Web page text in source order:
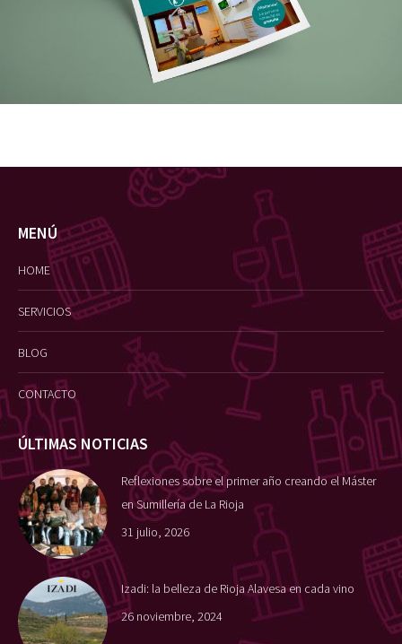
MENÚ
HOME
SERVICIOS
BLOG
CONTACTO
ÚLTIMAS NOTICIAS
Reflexiones sobre el primer año creando el Máster
en Sumillería de La Rioja
31 julio, 2026
Izadi: la belleza de Rioja Alavesa en cada vino
26 noviembre, 2024